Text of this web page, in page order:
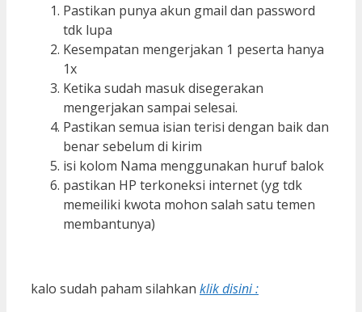
Pastikan punya akun gmail dan password
tdk lupa
Kesempatan mengerjakan 1 peserta hanya
1x
Ketika sudah masuk disegerakan
mengerjakan sampai selesai.
Pastikan semua isian terisi dengan baik dan
benar sebelum di kirim
isi kolom Nama menggunakan huruf balok
pastikan HP terkoneksi internet (yg tdk
memeiliki kwota mohon salah satu temen
membantunya)
kalo sudah paham silahkan klik disini :